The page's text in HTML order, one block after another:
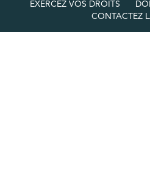
EXERCEZ VOS DROITS
CONTACTEZ